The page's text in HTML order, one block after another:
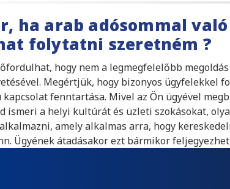
ha arab adósommal
folytatni szeretném ?
hogy nem a legmegfelelőbb
Megértjük, hogy bizonyos ügyfelekkel
kapcsolat fenntartása. Mivel az Ön ügyével
ismeri a helyi kultúrát és üzleti szokásokat,
amely alkalmas arra, hogy
Ügyének átadásakor ezt bármikor